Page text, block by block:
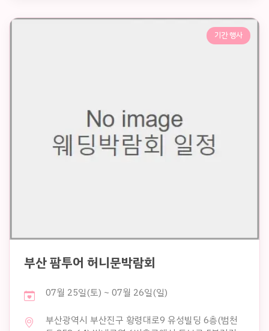
기간 행사
부산 팜투어 허니문박람회
07월 25일(토) ~ 07월 26일(일)
부산광역시 부산진구 황령대로9 유성빌딩 6층(범천